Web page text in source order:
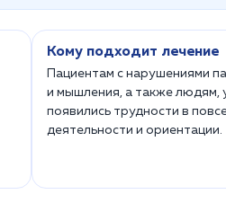
Кому подходит лечение
Пациентам с нарушениями
и мышления, а также людям,
появились трудности в
деятельности и ориентации.